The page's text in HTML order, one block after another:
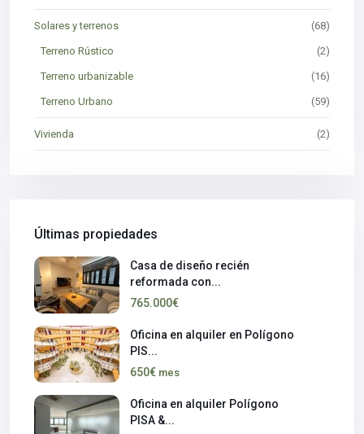
Solares y terrenos (68)
Terreno Rústico (2)
Terreno urbanizable (16)
Terreno Urbano (59)
Vivienda (2)
Últimas propiedades
Casa de diseño recién
reformada con...
765.000€
Oficina en alquiler en Polígono
PIS...
650€ mes
Oficina en alquiler Polígono
PISA &...